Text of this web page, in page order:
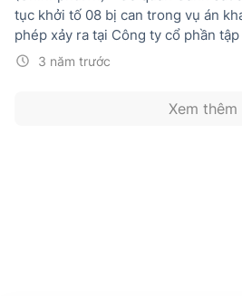
Kinh tế tư nhân
3 năm trước
tục khởi tố 08 bị can trong vụ án
phép xảy ra tại Công ty cổ phần
Xem thêm